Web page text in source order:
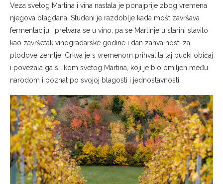
Veza svetog Martina i vina nastala je ponajprije zbog vremena
njegova blagdana. Studeni je razdoblje kada mošt završava
fermentaciju i pretvara se u vino, pa se Martinje u starini slavilo
kao završetak vinogradarske godine i dan zahvalnosti za
plodove zemlje. Crkva je s vremenom prihvatila taj pučki običaj
i povezala ga s likom svetog Martina, koji je bio omiljen među
narodom i poznat po svojoj blagosti i jednostavnosti.